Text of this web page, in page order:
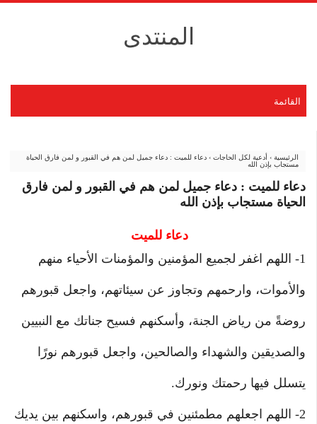
المنتدى
القائمة
الرئيسية › أدعية لكل الحاجات › دعاء للميت : دعاء جميل لمن هم في القبور و لمن فارق الحياة
مستجاب بإذن الله
دعاء للميت : دعاء جميل لمن هم في القبور و لمن فارق
الحياة مستجاب بإذن الله
دعاء للميت
1- اللهم اغفر لجميع المؤمنين والمؤمنات الأحياء منهم
والأموات، وارحمهم وتجاوز عن سيئاتهم، واجعل قبورهم
روضةً من رياض الجنة، وأسكنهم فسيح جناتك مع النبيين
والصديقين والشهداء والصالحين، واجعل قبورهم نورًا
يتسلل فيها رحمتك ونورك.
2- اللهم اجعلهم مطمئنين في قبورهم، واسكنهم بين يديك